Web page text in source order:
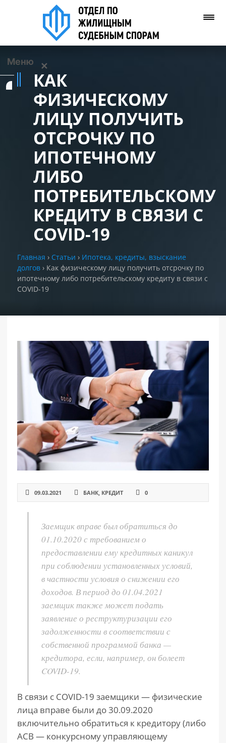
Меню ✕
Задать вопрос
Позвонить нам
САЙТА
КАК
ФИЗИЧЕСКОМУ
ЛИЦУ ПОЛУЧИТЬ
ОТСРОЧКУ ПО
ИПОТЕЧНОМУ
ЛИБО
ПОТРЕБИТЕЛЬСКОМУ
КРЕДИТУ В СВЯЗИ С
COVID-19
Главная › Статьи › Ипотека, кредиты, взыскание
долгов › Как физическому лицу получить отсрочку по
ипотечному либо потребительскому кредиту в связи с
COVID-19
09.03.2021 БАНК, КРЕДИТ 0
Заемщик вправе был обратиться до
01.10.2020 с требованием о
предоставлении ему кредитных каникул
при соблюдении установленных условий,
в частности условия о снижении его
доходов. В период до 01.04.2021
заемщик также может подать
заявление о реструктуризации его
задолженности в соответствии с
собственной программой банка —
кредитора, если, например, он болеет
COVID-19.
В связи с COVID-19 заемщики — физические
лица вправе были до 30.09.2020
включительно обратиться к кредитору (либо
АСВ — конкурсному управляющему